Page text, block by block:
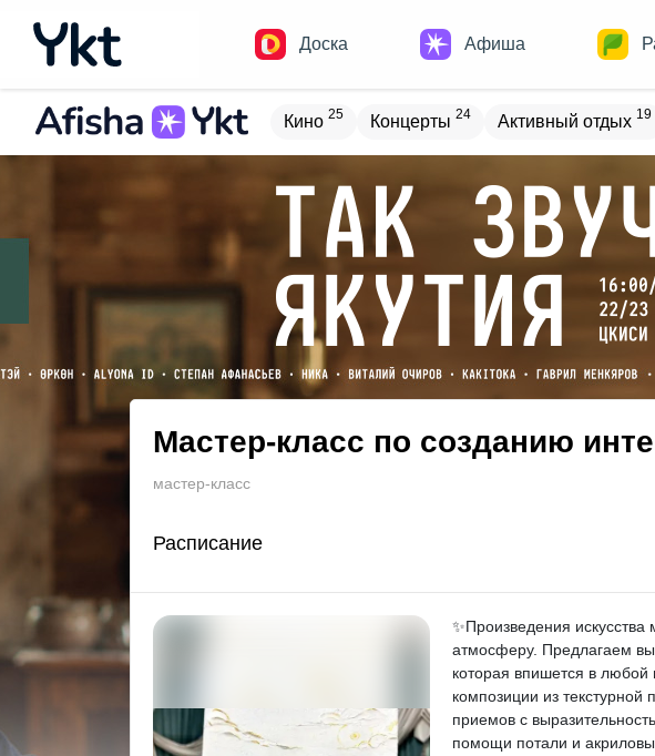
Доска Афиша
Домики Новостройки
Кино 25 Концерты 24 Активный отдых 19
Встречи Детям Вечеринки
Туризм 17 Обучение 4 Квесты 8
Мастер-класс по созданию
мастер-класс
Расписание
✨Произведения
атмосферу. Предлагаем
которая впишется в любой
композиции из
приемов с
помощи потали и